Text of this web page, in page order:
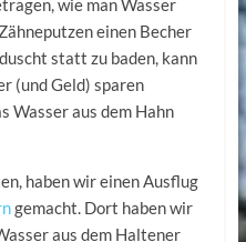
wie man Wasser
einen Becher
statt zu baden, kann
(und Geld) sparen
Wasser aus dem Hahn
haben wir einen Ausflug
gemacht. Dort haben wir
aus dem Haltener